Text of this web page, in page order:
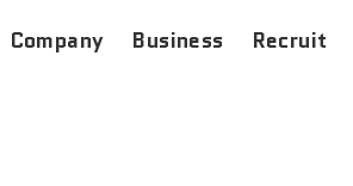
Company Business Recruit